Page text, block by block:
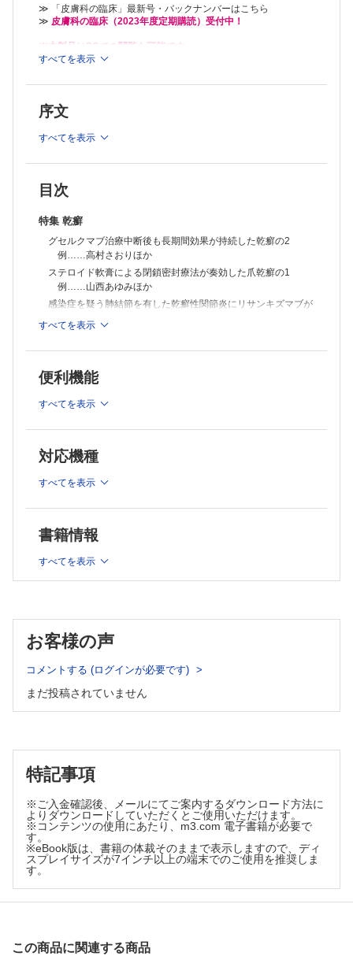
興味のあることをみつける 川瀬 正昭
臨床研究
―当科15年間での30例の治療成績―……橋本 喜夫ほか
Ackermanの『診断病理学の実践哲学』を読む
ちょっと一息 医局ラウンジ
第52回 滋賀医科大学
憧鉄雑感
症例
診断に苦慮した左内果の箸異物症の1例……豊澤 優衣ほか
足底皮下の金属異物（縫い針）の1例……今井みちるほか
イベルメクチンによる多形紅斑の1例……松立 吉弘ほか
ST合剤による中毒性表皮壊死症の1例……玉寄 史子ほか
イオパミドールによる急性汎発性発疹性膿疱症の1例……平山愛里彩ほ
濾胞性リンパ腫と閉塞性細気管支炎を合併した腫瘍随伴性天疱瘡の1
例……赤松 由規ほか
右大腿切断術に至った壊疽性膿皮症の1例……勝又 文徳ほか
皮症の1例……小田 充思ほか
含めて―……竹内 瑞希ほか
若年女性の外陰部に生じた硬化性萎縮性苔癬の1例……朱 瀛瑤ほか
爪甲下に生じたエクリン汗孔腫の1例……中谷眞理子ほか
肝細胞癌の眼瞼皮膚転移の1例……渡辺 舞ほか
MiniReport
口唇に限局した痂皮性膿痂疹の1例……岡本 修ほか
≫ 「皮膚科の臨床」最新号・バックナンバーはこちら
≫ 皮膚科の臨床（2023年度定期購読）受付中！
※本製品はPCでの閲覧も可能です。
製品のご購入後、「購入済ライセンス一覧」より、オンライン環
認ください。
最新版
すべてを表示
序文
すべてを表示
目次
特集 乾癬
グセルクマブ治療中断後も長期間効果が持続した乾癬の2
例……高村さおりほか
ステロイド軟膏による閉鎖密封療法が奏効した爪乾癬の1
例……山西あゆみほか
感染症を疑う肺結節を有した乾癬性関節炎にリサンキズマブが
奏効した1例……加倉井真主ほか
例……廣瀬 梓ほか
急性ぶどう膜炎を伴う膿疱性乾癬に対しアダリムマブが奏効し
た1例……松田 吉弘ほか
セクキヌマブによりステロイドとシクロスポリン内服治療から
顆粒球単球吸着除去療法を施行した妊婦の汎発性膿疱性乾癬の
Clinicolor
爪甲下に生じたエクリン汗孔腫の1例……中谷眞理子ほか
臨床研究
重症円形脱毛症に対するトリアムシノロン内服療法
―当科15年間での30例の治療成績―……橋本 喜夫ほか
第14回……斎田 俊明
ちょっと一息 医局ラウンジ
憧鉄雑感
第134回 光線療法の進歩……安部 正敏
例……羽鳥 由夏ほか
診断に苦慮した左内果の箸異物症の1例……豊澤 優衣ほか
足底皮下の金属異物（縫い針）の1例……今井みちるほか
イベルメクチンによる多形紅斑の1例……松立 吉弘ほか
ST合剤による中毒性表皮壊死症の1例……玉寄 史子ほか
愛里彩ほか
右大腿切断術に至った壊疽性膿皮症の1例……勝又 文徳ほか
シクロスポリンが奏効したWells症候群の1例……山口 祐子ほ
すべてを表示
便利機能
すべてを表示
対応機種
すべてを表示
書籍情報
すべてを表示
お客様の声
コメントする (ログインが必要です)
まだ投稿されていません
特記事項
※ご入金確認後、メールにてご案内するダウンロード方法に
よりダウンロードしていただくとご使用いただけます。
※コンテンツの使用にあたり、m3.com 電子書籍が必要で
す。
※eBook版は、書籍の体裁そのままで表示しますので、ディ
スプレイサイズが7インチ以上の端末でのご使用を推奨しま
す。
この商品に関連する商品